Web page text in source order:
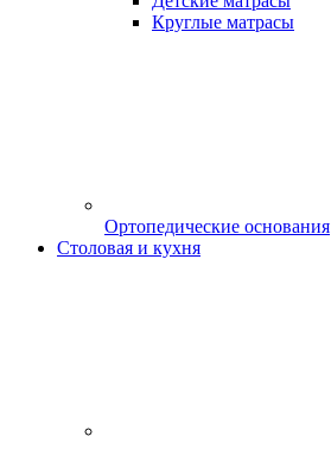
Круглые матрасы
Ортопедические основания
Столовая и кухня